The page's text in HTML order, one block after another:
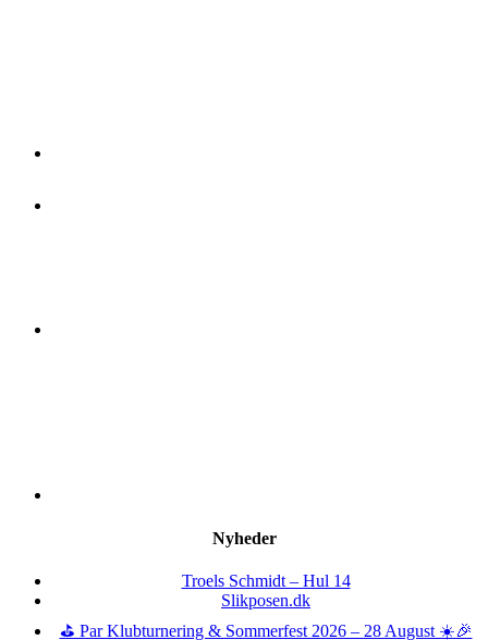
Nyheder
Troels Schmidt – Hul 14
Slikposen.dk
⛳ Par Klubturnering & Sommerfest 2026 – 28 August ☀️🎉